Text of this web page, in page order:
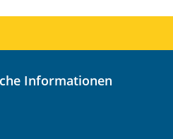
Informationen